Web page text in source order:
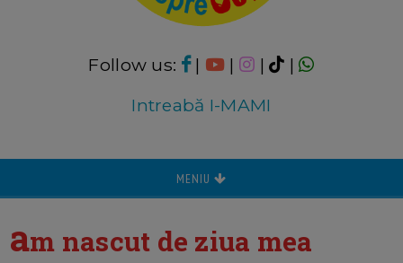
Follow us: | | |
|
Intreabă I-MAMI
MENIU
am nascut de ziua mea